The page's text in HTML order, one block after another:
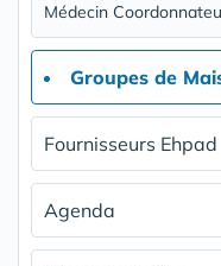
Médecin
Groupes de
Fournisseurs Ehpad
Agenda